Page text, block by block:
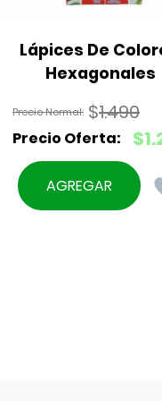
Lápices De
Hexagonales
$1.490
El
precio
original
$
El
precio
actual
AGREGAR